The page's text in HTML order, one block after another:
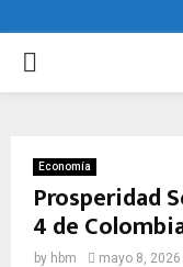
PRIMARY
Economía
Prosperidad
4 de
by hbm mayo 8, 2026